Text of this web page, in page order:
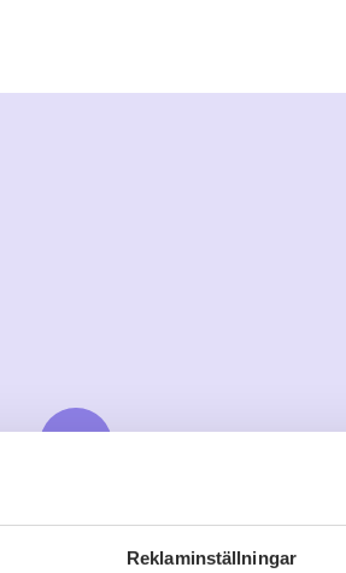
Reklaminställningar